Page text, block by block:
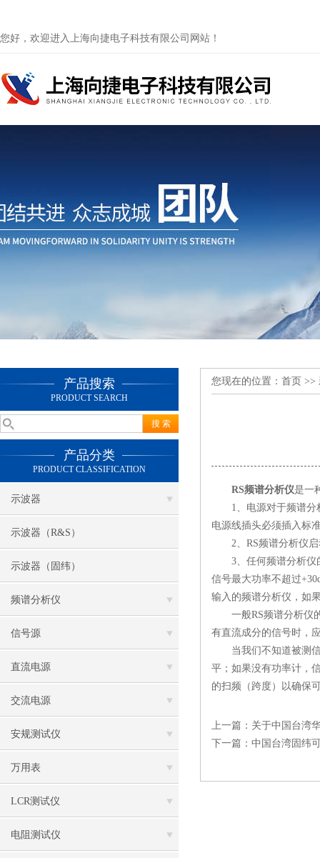
您好，欢迎进入上海向捷电子科技有限公司网站！
产品搜索
PRODUCT SEARCH
产品分类
PRODUCT CLASSIFICATION
示波器
示波器（R&S）
示波器（固纬）
频谱分析仪
信号源
直流电源
交流电源
安规测试仪
万用表
LCR测试仪
电阻测试仪
您现在的位置： 首页 >>
RS频谱分析仪是一
1、电源对于频谱分析
电源线插头必须插入标
2、RS频谱分析仪启
3、任何频谱分析仪的
信号最大功率不超过
输入的频谱分析仪，如
一般RS频谱分析仪的
有直流成分的信号时，
当我们不知道被测信
平；如果没有功率计，
的扫频（跨度）以确保
上一篇： 关于中国台湾
下一篇： 中国台湾固纬